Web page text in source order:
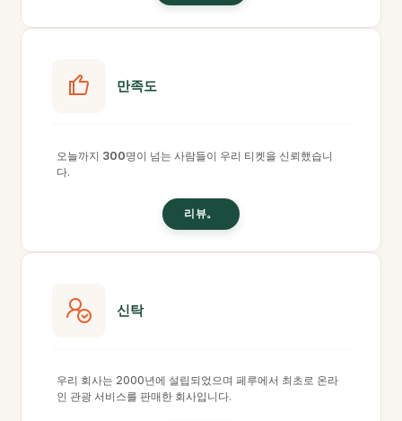
만족도
오늘까지 300명이 넘는 사람들이 우리 티켓을 신뢰했습니
다.
리뷰。
신탁
우리 회사는 2000년에 설립되었으며 페루에서 최초로 온라
인 관광 서비스를 판매한 회사입니다.